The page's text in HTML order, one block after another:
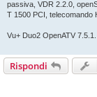
passiva, VDR 2.2.0,
T 1500 PCI, telecomando
Vu+ Duo2 OpenATV 7.5.1.
Rispondi